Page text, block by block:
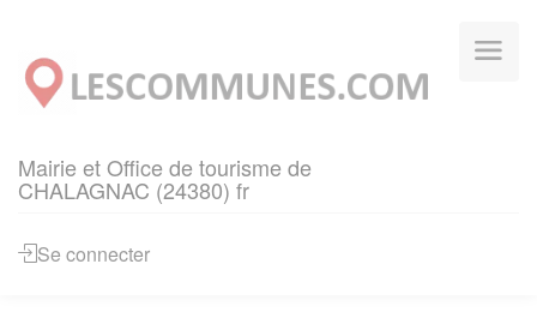
Mairie et Office de tourisme de
CHALAGNAC (24380) fr
Se connecter